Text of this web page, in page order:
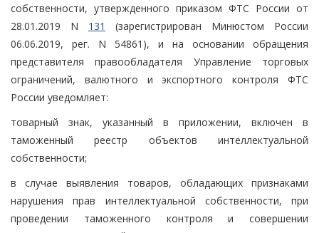
собственности, утвержденного приказом ФТС России от
28.01.2019 N 131
(зарегистрирован Минюстом России
06.06.2019, рег. N 54861), и на основании обращения
представителя правообладателя Управление торговых
ограничений, валютного и экспортного контроля ФТС
России уведомляет:
товарный знак, указанный в приложении, включен в
таможенный реестр объектов интеллектуальной
собственности;
в случае выявления товаров, обладающих признаками
нарушения прав интеллектуальной собственности, при
проведении таможенного контроля и совершении